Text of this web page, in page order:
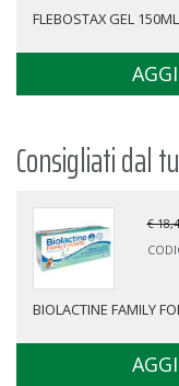
FLEBOSTAX GEL 150ML
Consigliati dal
€
BIOLACTINE FAMILY